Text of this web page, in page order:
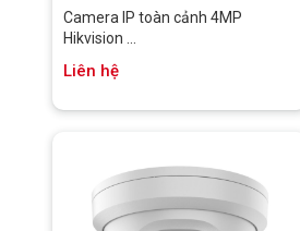
Camera IP toàn cảnh 4MP
Hikvision ...
Liên hệ